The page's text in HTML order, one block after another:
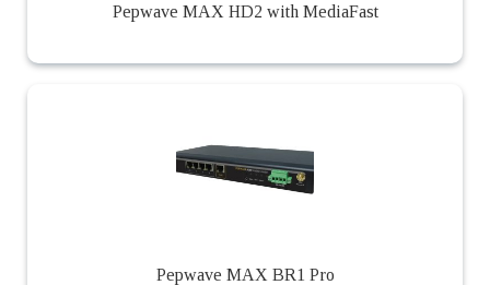
Pepwave MAX HD2 with MediaFast
Pepwave MAX BR1 Pro